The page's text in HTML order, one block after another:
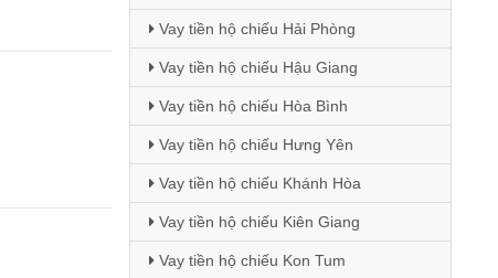
Vay tiền hộ chiếu Hải Phòng
Vay tiền hộ chiếu Hậu Giang
Vay tiền hộ chiếu Hòa Bình
Vay tiền hộ chiếu Hưng Yên
Vay tiền hộ chiếu Khánh Hòa
Vay tiền hộ chiếu Kiên Giang
Vay tiền hộ chiếu Kon Tum